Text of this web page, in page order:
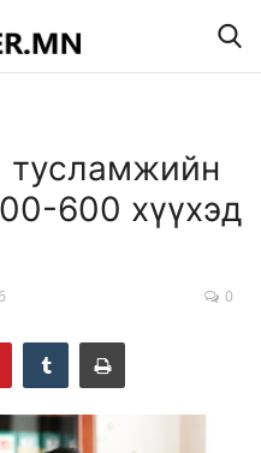
тусламжийн
600 хүүхэд
0